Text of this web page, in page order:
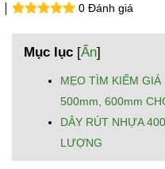
0 Đánh giá
Mục lục [Ẩn]
MẸO TÌM KIẾM GIÁ
500mm, 600mm
DÂY RÚT NHỰA
LƯỢNG